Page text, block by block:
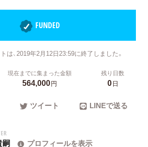
FUNDED
は、2019年2月12日23:59に終了しました。
現在までに集まった金額
564,000円
残り日数
0日
ツイート LINEで送る
嗣 プロフィールを表示